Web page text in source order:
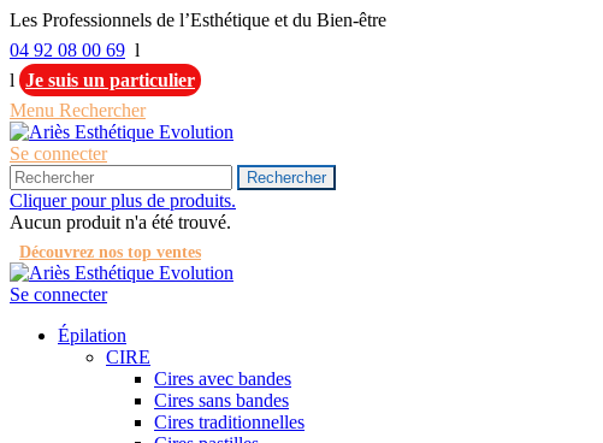
Les Professionnels de l’Esthétique et du Bien-être
04 92 08 00 69 l
l Je suis un particulier
Menu Rechercher
Se connecter
Rechercher
Cliquer pour plus de produits.
Aucun produit n'a été trouvé.
Découvrez nos top ventes
Se connecter
Épilation
CIRE
Cires avec bandes
Cires sans bandes
Cires traditionnelles